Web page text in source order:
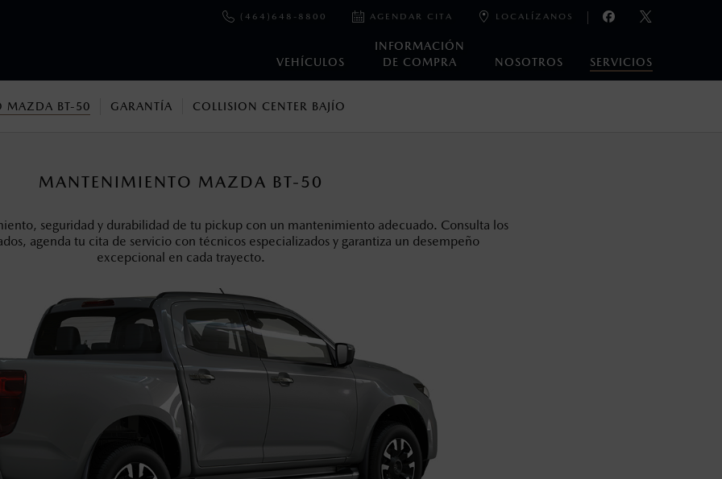
VEHÍCULOS
INFORMACIÓN
DE COMPRA
NOSOTROS SERVICIOS
(464)648-8800 AGENDAR CITA LOCALÍZANOS
MAZDA BT-50 GARANTÍA COLLISION CENTER BAJÍO
MANTENIMIENTO MAZDA BT-50
seguridad y durabilidad de tu pickup con un mantenimiento adecuado. Consulta los
agenda tu cita de servicio con técnicos especializados y garantiza un desempeño
excepcional en cada trayecto.